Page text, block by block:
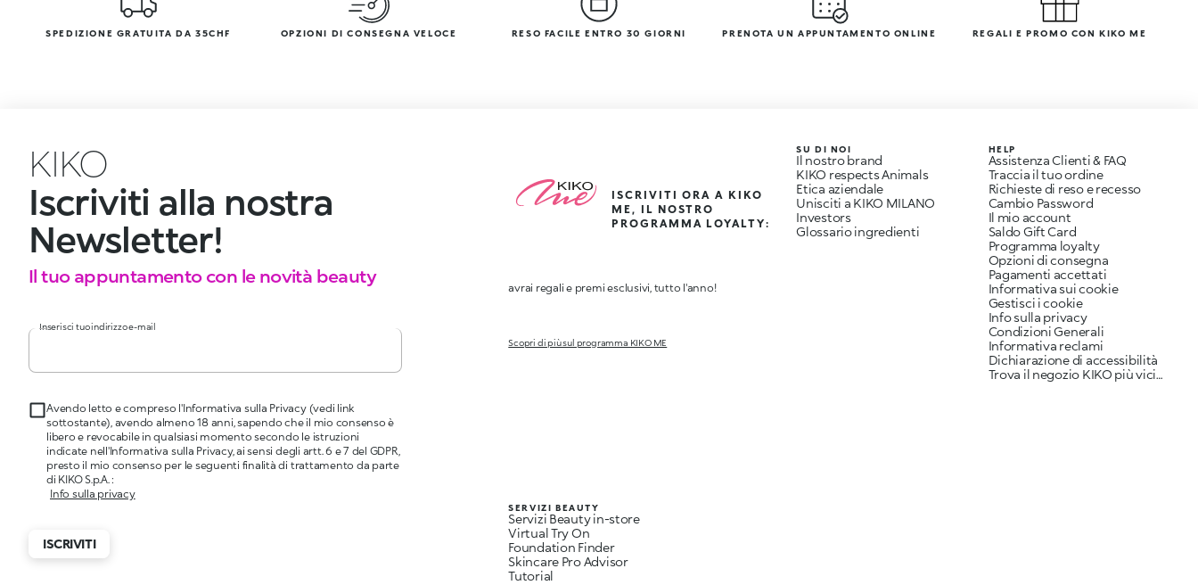
SPEDIZIONE GRATUITA DA 35CHF OPZIONI DI CONSEGNA VELOCE RESO FACILE ENTRO 30 GIORNI PRENOTA UN APPUNTAMENTO ONLINE REGALI E PROMO CON KIKO ME
KIKO
Iscriviti alla nostra
Newsletter!
Il tuo appuntamento con le novità beauty
Inserisci tuo indirizzo e-mail
Avendo letto e compreso l'Informativa sulla Privacy (vedi link
sottostante), avendo almeno 18 anni, sapendo che il mio consenso è
libero e revocabile in qualsiasi momento secondo le istruzioni
indicate nell'Informativa sulla Privacy, ai sensi degli artt. 6 e 7 del GDPR,
presto il mio consenso per le seguenti finalità di trattamento da parte
di KIKO S.p.A. :
Info sulla privacy
ISCRIVITI
ISCRIVITI ORA A KIKO
ME, IL NOSTRO
PROGRAMMA LOYALTY:
avrai regali e premi esclusivi, tutto l'anno!
Scopri di più sul programma KIKO ME
SERVIZI BEAUTY
Servizi Beauty in-store
Virtual Try On
Foundation Finder
Skincare Pro Advisor
Tutorial
SU DI NOI
Il nostro brand
KIKO respects Animals
Etica aziendale
Unisciti a KIKO MILANO
Investors
Glossario ingredienti
HELP
Assistenza Clienti & FAQ
Traccia il tuo ordine
Richieste di reso e recesso
Cambio Password
Il mio account
Saldo Gift Card
Programma loyalty
Opzioni di consegna
Pagamenti accettati
Informativa sui cookie
Gestisci i cookie
Info sulla privacy
Condizioni Generali
Informativa reclami
Dichiarazione di accessibilità
Trova il negozio KIKO più vicino a te